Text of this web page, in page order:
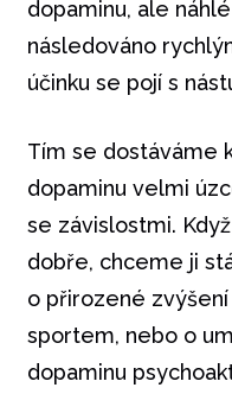
dopaminu, ale
následováno
účinku se pojí s
Tím se dostáváme
dopaminu velmi
se závislostmi.
dobře, chceme ji
o přirozené
sportem, nebo o
dopaminu